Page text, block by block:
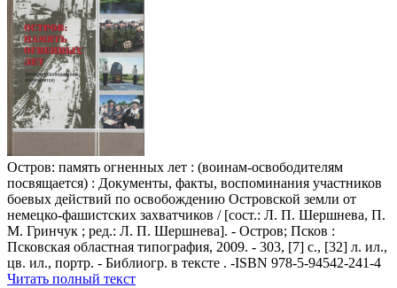
Остров: память огненных лет : (воинам-освободителям
посвящается) : Документы, факты, воспоминания участников
боевых действий по освобождению Островской земли от
немецко-фашистских захватчиков / [сост.: Л. П. Шершнева, П.
М. Гринчук ; ред.: Л. П. Шершнева]. - Остров; Псков :
Псковская областная типография, 2009. - 303, [7] с., [32] л. ил.,
цв. ил., портр. - Библиогр. в тексте . -ISBN 978-5-94542-241-4
Читать полный текст